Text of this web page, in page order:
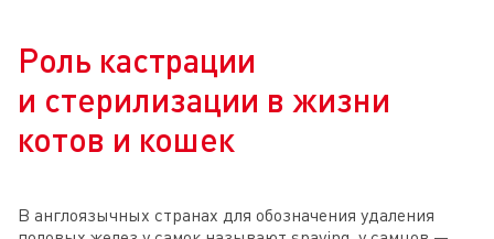
Роль кастрации
и стерилизации в жизни
котов и кошек
В англоязычных странах для обозначения удаления